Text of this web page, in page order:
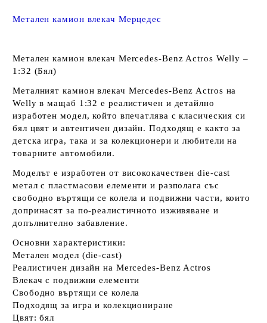
Метален камион влекач Мерцедес
Метален камион влекач Mercedes-Benz Actros Welly –
1:32 (Бял)
Металният камион влекач Mercedes-Benz Actros на
Welly в мащаб 1:32 е реалистичен и детайлно
изработен модел, който впечатлява с класическия си
бял цвят и автентичен дизайн. Подходящ е както за
детска игра, така и за колекционери и любители на
товарните автомобили.
Моделът е изработен от висококачественdie-cast
метал с пластмасови елементи и разполага със
свободно въртящи се колела и подвижни части, които
допринасят за по-реалистичното изживяване и
допълнително забавление.
Основни характеристики:
Метален модел (die-cast)
Реалистичен дизайн на Mercedes-Benz Actros
Влекач с подвижни елементи
Свободно въртящи се колела
Подходящ за игра и колекциониране
Цвят:бял